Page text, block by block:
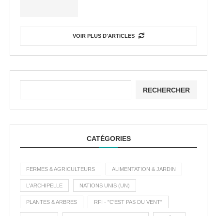
VOIR PLUS D'ARTICLES
RECHERCHER
CATÉGORIES
FERMES & AGRICULTEURS ALIMENTATION & JARDIN
L'ARCHIPELLE NATIONS UNIS (UN)
PLANTES & ARBRES RFI - "C'EST PAS DU VENT"